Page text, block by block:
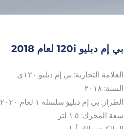
بي إم دبليو 120i لعام 2018
العلامة التجارية: بي إم دبليو ١٢٠ي
السنة: ٢٠١٨
الطراز: بي إم دبليو سلسلة ١ لعام ٢٠٢٠، إصدار الفاشن ١٢٠ي، المعيار الوطني السادس
سعة المحرك: ١.٥ لتر